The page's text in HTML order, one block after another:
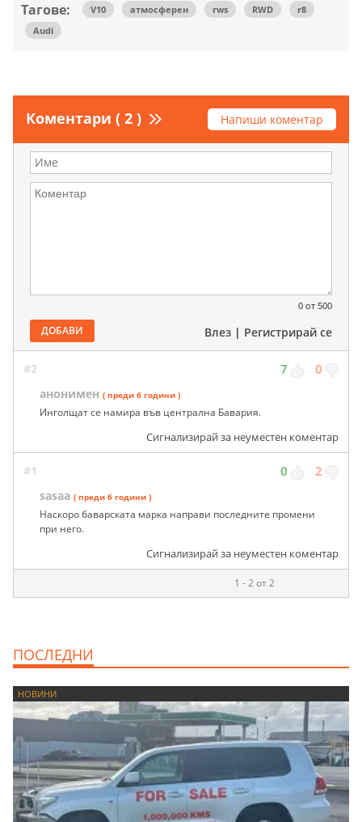
Тагове: V10 атмосферен rws RWD
r8
Audi
Коментари ( 2 ) Напиши коментар
0 от 500
ДОБАВИ Влез | Регистрирай се
#2 7 0
анонимен ( преди 6 години )
Инголщат се намира във централна Бавария.
Сигнализирай за неуместен коментар
#1 0 2
sasaa ( преди 6 години )
Наскоро баварската марка направи последните промени
при него.
Сигнализирай за неуместен коментар
1 - 2 от 2
ПОСЛЕДНИ
НОВИНИ